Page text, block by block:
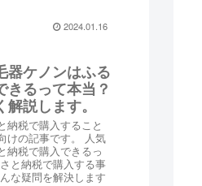
2024.01.16
器ケノンはふる
きるって本当？
説します。
納税で購入すること
けの記事です。 人気
納税で購入できるっ
と納税で購入する事
な疑問を解決します